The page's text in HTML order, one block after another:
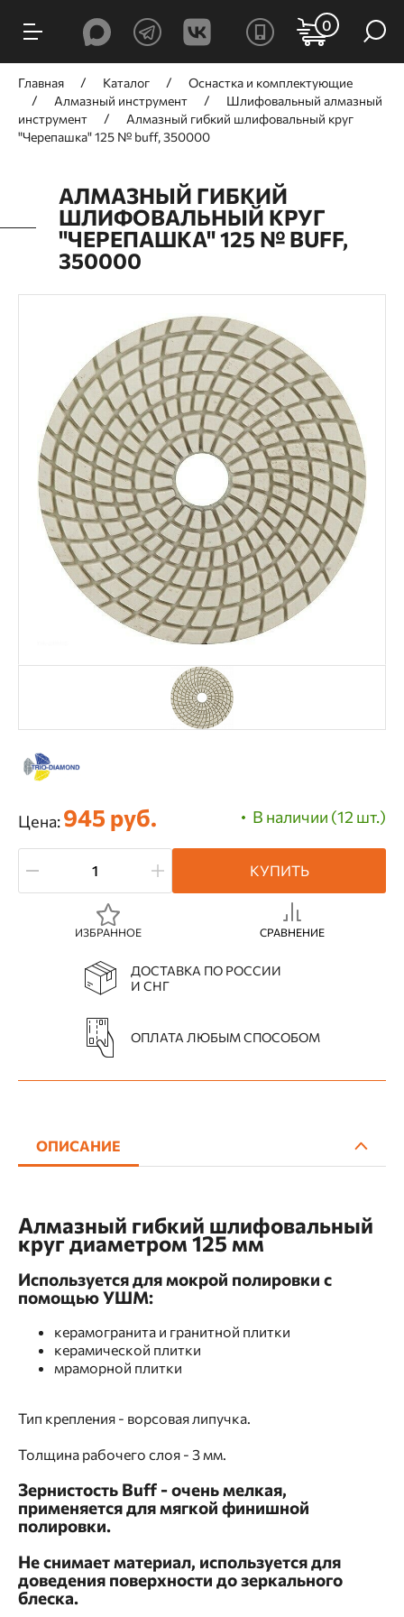
0
Главная Каталог
Оснастка и комплектующие
Алмазный инструмент
Шлифовальный алмазный
инструмент
Алмазный гибкий шлифовальный круг
"Черепашка" 125 № buff, 350000
АЛМАЗНЫЙ ГИБКИЙ
ШЛИФОВАЛЬНЫЙ КРУГ
"ЧЕРЕПАШКА" 125 № BUFF,
350000
В наличии (12 шт.)
Цена:945 руб.
КУПИТЬ
ИЗБРАННОЕ СРАВНЕНИЕ
ДОСТАВКА ПО РОССИИ
И СНГ
ОПЛАТА ЛЮБЫМ СПОСОБОМ
ОПИСАНИЕ
Алмазный гибкий шлифовальный
круг диаметром 125 мм
Используется для мокрой полировки с
помощью УШМ:
керамогранита и гранитной плитки
керамической плитки
мраморной плитки
Тип крепления - ворсовая липучка.
Толщина рабочего слоя - 3 мм.
Зернистость Buff - очень мелкая,
применяется для мягкой финишной
полировки.
Не снимает материал, используется для
доведения поверхности до зеркального
блеска.